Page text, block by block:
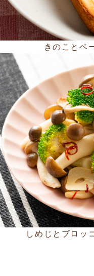
きのことベ
しめじとブロッ